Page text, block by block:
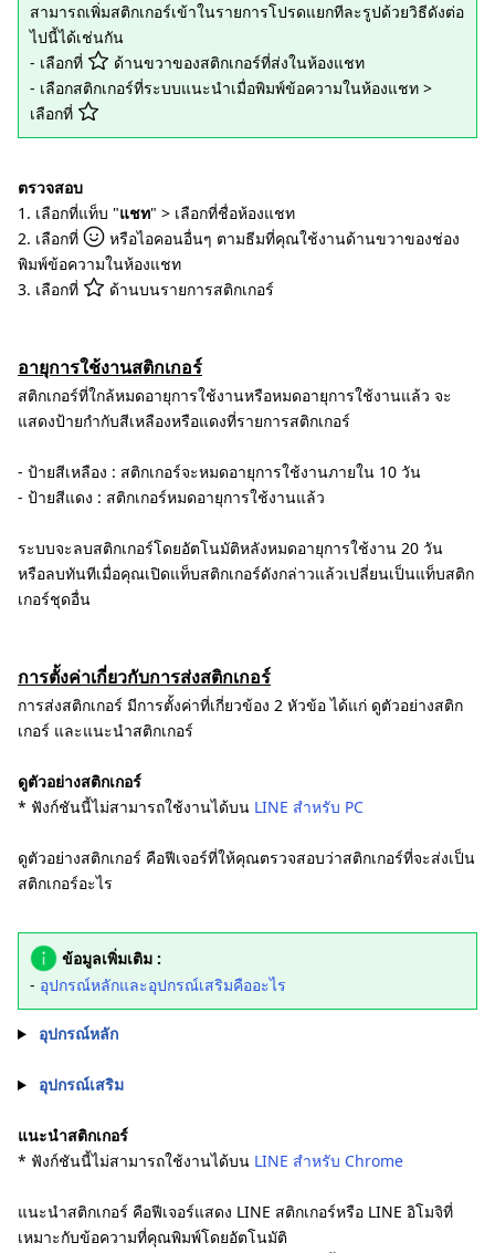
สามารถเพิ่มสติกเกอร์เข้าในรายการโปรดแยกทีละรูปด้วยวิธีดังต่อ
ไปนี้ได้เช่นกัน
- เลือกที่
ด้านขวาของสติกเกอร์ที่ส่งในห้องแชท
- เลือกสติกเกอร์ที่ระบบแนะนำเมื่อพิมพ์ข้อความในห้องแชท >
เลือกที่
ตรวจสอบ
1. เลือกที่แท็บ "แชท" > เลือกที่ชื่อห้องแชท
2. เลือกที่
หรือไอคอนอื่นๆ ตามธีมที่คุณใช้งานด้านขวาของช่อง
พิมพ์ข้อความในห้องแชท
3. เลือกที่
ด้านบนรายการสติกเกอร์
อายุการใช้งานสติกเกอร์
สติกเกอร์ที่ใกล้หมดอายุการใช้งานหรือหมดอายุการใช้งานแล้ว จะ
แสดงป้ายกำกับสีเหลืองหรือแดงที่รายการสติกเกอร์
- ป้ายสีเหลือง : สติกเกอร์จะหมดอายุการใช้งานภายใน 10 วัน
- ป้ายสีแดง : สติกเกอร์หมดอายุการใช้งานแล้ว
ระบบจะลบสติกเกอร์โดยอัตโนมัติหลังหมดอายุการใช้งาน 20 วัน
หรือลบทันทีเมื่อคุณเปิดแท็บสติกเกอร์ดังกล่าวแล้วเปลี่ยนเป็นแท็บสติก
เกอร์ชุดอื่น
การตั้งค่าเกี่ยวกับการส่งสติกเกอร์
การส่งสติกเกอร์ มีการตั้งค่าที่เกี่ยวข้อง 2 หัวข้อ ได้แก่ ดูตัวอย่างสติก
เกอร์ และแนะนำสติกเกอร์
ดูตัวอย่างสติกเกอร์
* ฟังก์ชันนี้ไม่สามารถใช้งานได้บน LINE สำหรับ PC
ดูตัวอย่างสติกเกอร์ คือฟีเจอร์ที่ให้คุณตรวจสอบว่าสติกเกอร์ที่จะส่งเป็น
สติกเกอร์อะไร
ข้อมูลเพิ่มเติม :
- อุปกรณ์หลักและอุปกรณ์เสริมคืออะไร
อุปกรณ์หลัก
อุปกรณ์เสริม
แนะนำสติกเกอร์
* ฟังก์ชันนี้ไม่สามารถใช้งานได้บน LINE สำหรับ Chrome
แนะนำสติกเกอร์ คือฟีเจอร์แสดง LINE สติกเกอร์หรือ LINE อิโมจิที่
เหมาะกับข้อความที่คุณพิมพ์โดยอัตโนมัติ